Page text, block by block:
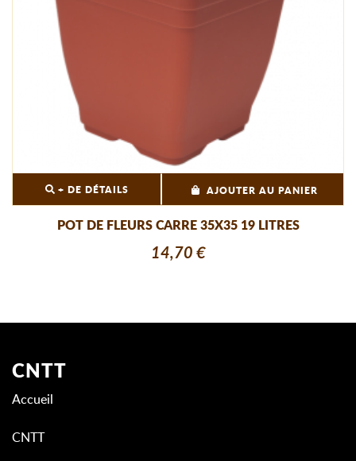
+ DE DÉTAILS AJOUTER AU PANIER
POT DE FLEURS CARRE 35X35 19 LITRES
14,70 €
CNTT
Accueil
CNTT